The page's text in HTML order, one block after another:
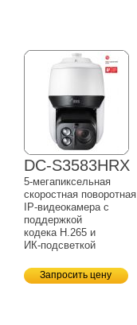
DC-S3583HRX
5-мегапиксельная
скоростная поворотная
IP-видеокамерас
поддержкой
кодека H.265 и
ИК-подсветкой
Запросить цену